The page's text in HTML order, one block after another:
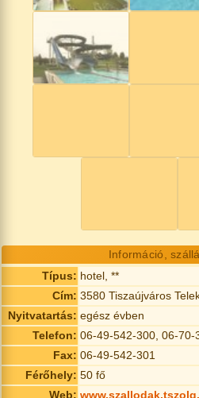
Információ,
Típus: hotel, **
Cím: 3580 Tiszaújváros
Nyitvatartás: egész évben
Telefon: 06-49-542-300, 06-70-
Fax: 06-49-542-301
Férőhely: 50 fő
Web: